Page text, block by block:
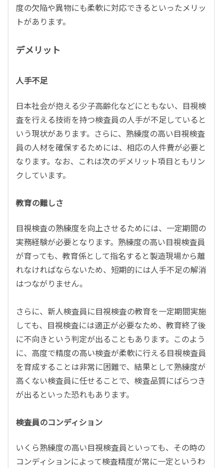
度の欠陥や異物にも柔軟に対応できるといったメリッ
トがあります。
デメリット
人手不足
日本社会が抱える少子高齢化などにともない、目視検
査を行える技術を持つ検査員の人手が不足していると
いう現状があります。さらに、熟練度の高い目視検査
員の人材を確保するためには、相応の人件費が必要と
なります。なお、これは次のデメリット項目ともリン
クしています。
教育の難しさ
目視検査の熟練度を向上させるためには、一定期間の
実務経験が必要となります。熟練度の高い目視検査員
が育っても、教育係として指名すると製造現場から離
れなければならないため、短期的には人手不足の解消
はつながりません。
さらに、新人検査員に目視検査の教育を一定期間実施
しても、目視検査には適正が必要なため、教育終了後
に不向きという判定が出ることもあります。このよう
に、高度で精度の高い検査が柔軟に行える目視検査員
を育成することは非常に困難で、結果として熟練度が
高くない検査員に任せることで、検査品質にばらつき
が出るといった恐れもあります。
検査員のコンディション
いくら熟練度の高い目視検査員といっても、その時の
コンディションによって検査精度が常に一定というわ